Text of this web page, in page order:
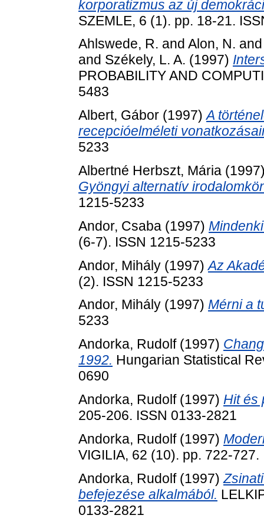
korporatizmus az új
SZEMLE, 6 (1). pp. 18-21.
Ahlswede, R. and Alon, N.
and Székely, L. A. (1997)
PROBABILITY AND
5483
Albert, Gábor (1997)A
recepcióelméleti
5233
Albertné Herbszt, Mária
Gyöngyi alternatív
1215-5233
Andor, Csaba (1997)
(6-7). ISSN 1215-5233
Andor, Mihály (1997)Az
(2). ISSN 1215-5233
Andor, Mihály (1997) Mérni a
5233
Andorka, Rudolf(1997)
1992. Hungarian Statistical
0690
Andorka, Rudolf(1997) Hit és
205-206. ISSN 0133-2821
Andorka, Rudolf(1997)
VIGILIA, 62 (10). pp. 722-
Andorka, Rudolf(1997)
befejezése alkalmából.
0133-2821